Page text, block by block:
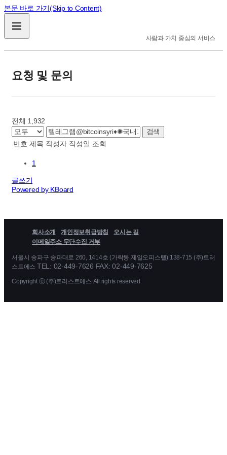
본문 바로 가기(Skip to Content)
사람과 가치 중심의 서비스
요청 및 문의
전체 1,932
검색
번호 제목 작성자 작성일 조회
1
글쓰기
Powered by KBoard
회사소개 개인정보취급방침
오시는 길
이메일주소 무단수집 거부
서울시 송파구 송파대로 260, 1414호 (가락동,제일오피스텔) 138-715 (주)트러
스트에스 TEL: 02-449-7626 FAX: 02-449-7625
Copyright ⓒ (주)트러스트에스 All rights reserved.